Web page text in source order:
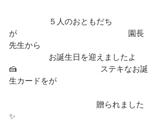
５人のおともだち
が　　　　　　　　　　　　　　園長
先生から
お誕生日を迎えましたよ
🍰　　　　　　　　　　  ステキなお誕
生カードをが
贈られました
✨